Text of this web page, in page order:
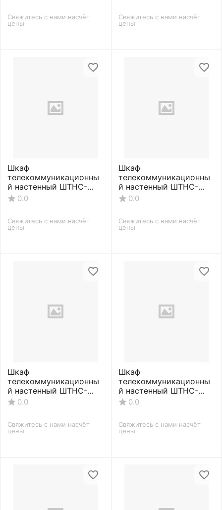
Свяжитесь с нами насчёт
цены
Свяжитесь с нами насчёт
цены
Шкаф
телекоммуникационны
й настенный ШТНС-
С-15U-600-350-П-
0.0
Свяжитесь с нами насчёт
цены
Шкаф
телекоммуникационны
й настенный ШТНС-
С-15U-600-450-П-
0.0
Свяжитесь с нами насчёт
цены
Шкаф
телекоммуникационны
й настенный ШТНС-
С-15U-600-550-П-
0.0
Свяжитесь с нами насчёт
цены
Шкаф
телекоммуникационны
й настенный ШТНС-
С-15U-600-650-П-
0.0
Свяжитесь с нами насчёт
цены